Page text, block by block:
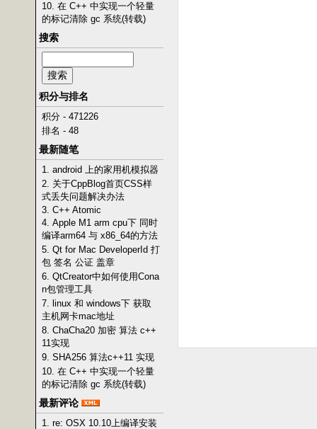
10. 在 C++ 中实现一个轻量
的标记清除 gc 系统(转载)
搜索
积分与排名
积分 - 471226
排名 - 48
最新随笔
1. android 上的家用机模拟器
2. 关于CppBlog首页CSS样
式丢失问题解决办法
3. C++ Atomic
4. Apple M1 arm cpu下 同时
编译arm64 与 x86_64的方法
5. Qt for Mac DeveloperId 打
包 签名 公证 盖章
6. QtCreator中如何使用Cona
n包管理工具
7. linux 和 windows下 获取
主机网卡mac地址
8. ChaCha20 加密 算法 c++
11实现
9. SHA256 算法c++11 实现
10. 在 C++ 中实现一个轻量
的标记清除 gc 系统(转载)
最新评论
1. re: OSX 10.10上编译安装